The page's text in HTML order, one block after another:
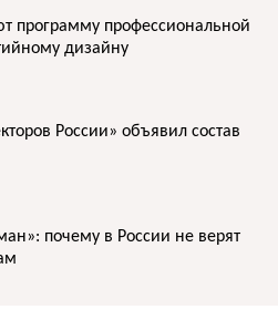
программу профессиональной
дизайну
России» объявил состав
почему в России не верят